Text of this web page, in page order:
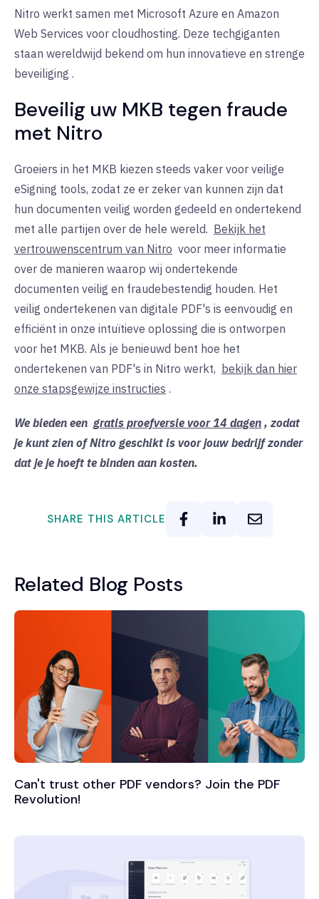
Nitro werkt samen met Microsoft Azure en Amazon
Web Services voor cloudhosting. Deze techgiganten
staan wereldwijd bekend om hun innovatieve en strenge
beveiliging .
Beveilig uw MKB tegen fraude
met Nitro
Groeiers in het MKB kiezen steeds vaker voor veilige
eSigning tools, zodat ze er zeker van kunnen zijn dat
hun documenten veilig worden gedeeld en ondertekend
met alle partijen over de hele wereld. Bekijk het
vertrouwenscentrum van Nitro voor meer informatie
over de manieren waarop wij ondertekende
documenten veilig en fraudebestendig houden. Het
veilig ondertekenen van digitale PDF's is eenvoudig en
efficiënt in onze intuïtieve oplossing die is ontworpen
voor het MKB. Als je benieuwd bent hoe het
ondertekenen van PDF's in Nitro werkt, bekijk dan hier
onze stapsgewijze instructies .
We bieden een gratis proefversie voor 14 dagen , zodat
je kunt zien of Nitro geschikt is voor jouw bedrijf zonder
dat je je hoeft te binden aan kosten.
SHARE THIS ARTICLE
Related Blog Posts
Can't trust other PDF vendors? Join the PDF
Revolution!